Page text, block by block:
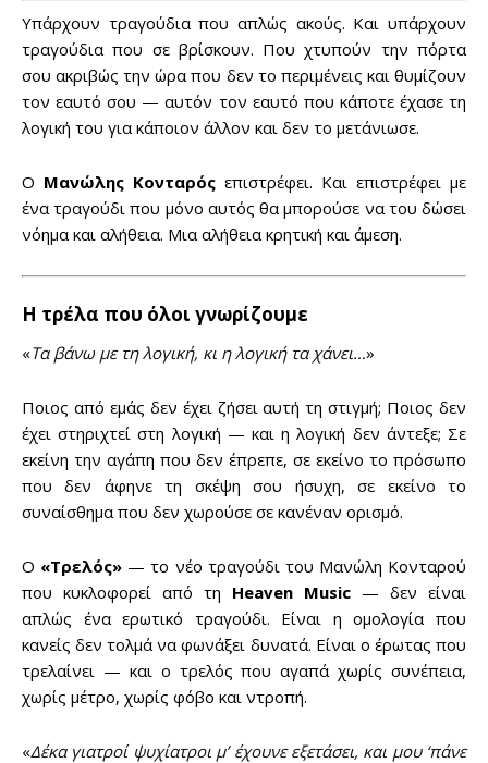
Υπάρχουν τραγούδια που απλώς ακούς. Και υπάρχουν
τραγούδια που σε βρίσκουν. Που χτυπούν την πόρτα
σου ακριβώς την ώρα που δεν το περιμένεις και θυμίζουν
τον εαυτό σου — αυτόν τον εαυτό που κάποτε έχασε τη
λογική του για κάποιον άλλον και δεν το μετάνιωσε.
Ο Μανώλης Κονταρός επιστρέφει. Και επιστρέφει με
ένα τραγούδι που μόνο αυτός θα μπορούσε να του δώσει
νόημα και αλήθεια. Μια αλήθεια κρητική και άμεση.
Η τρέλα που όλοι γνωρίζουμε
«Τα βάνω με τη λογική, κι η λογική τα χάνει…»
Ποιος από εμάς δεν έχει ζήσει αυτή τη στιγμή; Ποιος δεν
έχει στηριχτεί στη λογική — και η λογική δεν άντεξε; Σε
εκείνη την αγάπη που δεν έπρεπε, σε εκείνο το πρόσωπο
που δεν άφηνε τη σκέψη σου ήσυχη, σε εκείνο το
συναίσθημα που δεν χωρούσε σε κανέναν ορισμό.
Ο «Τρελός» — το νέο τραγούδι του Μανώλη Κονταρού
που κυκλοφορεί από τη Heaven Music — δεν είναι
απλώς ένα ερωτικό τραγούδι. Είναι η ομολογία που
κανείς δεν τολμά να φωνάξει δυνατά. Είναι ο έρωτας που
τρελαίνει — και ο τρελός που αγαπά χωρίς συνέπεια,
χωρίς μέτρο, χωρίς φόβο και ντροπή.
«Δέκα γιατροί ψυχίατροι μ’ έχουνε εξετάσει, και μου ‘πάνε